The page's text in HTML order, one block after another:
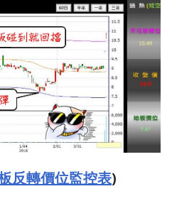
反轉價位監控表)